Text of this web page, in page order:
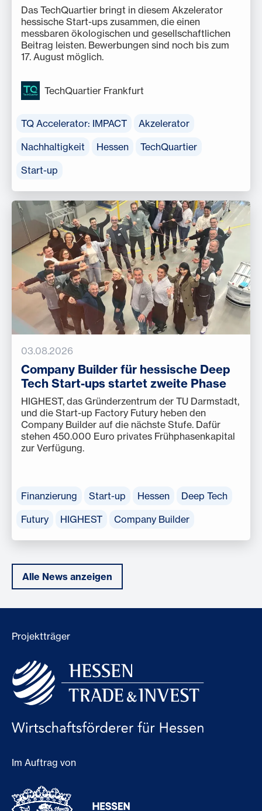
Das TechQuartier bringt in diesem Akzelerator
hessische Start-ups zusammen, die einen
messbaren ökologischen und gesellschaftlichen
Beitrag leisten. Bewerbungen sind noch bis zum
17. August möglich.
TechQuartier Frankfurt
TQ Accelerator: IMPACT
Akzelerator
Nachhaltigkeit
Hessen
TechQuartier
Start-up
03.08.2026
Company Builder für hessische Deep
Tech Start-ups startet zweite Phase
HIGHEST, das Gründerzentrum der TU Darmstadt,
und die Start-up Factory Futury heben den
Company Builder auf die nächste Stufe. Dafür
stehen 450.000 Euro privates Frühphasenkapital
zur Verfügung.
Finanzierung Start-up Hessen
Deep Tech
Futury
HIGHEST Company Builder
Alle News anzeigen
Projektträger
Im Auftrag von